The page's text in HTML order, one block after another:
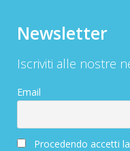
Newsletter
Iscriviti alle nostre
Email
Procedendo accetti